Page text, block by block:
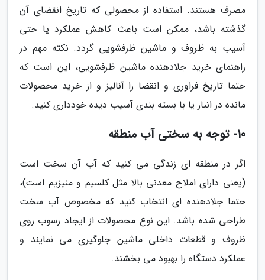
مصرف هستند. استفاده از محصولی که تاریخ انقضای آن
گذشته باشد، ممکن است باعث کاهش عملکرد یا حتی
آسیب به ظروف و ماشین ظرفشویی گردد. نکته مهم در
راهنمای خرید جلادهنده ماشین ظرفشویی، این است که
حتما تاریخ فراوری و انقضا را آنالیز و از خرید محصولات
مانده در انبار یا با بسته بندی آسیب دیده خودداری کنید.
10- توجه به سختی آب منطقه
اگر در منطقه ای زندگی می کنید که آب آن سخت است
(یعنی دارای املاح معدنی بالا مثل کلسیم و منیزیم است)،
حتما جلادهنده ای انتخاب کنید که مخصوص آب سخت
طراحی شده باشد. این نوع محصولات از ایجاد رسوب روی
ظروف و قطعات داخلی ماشین جلوگیری می نمایند و
عملکرد دستگاه را بهبود می بخشند.